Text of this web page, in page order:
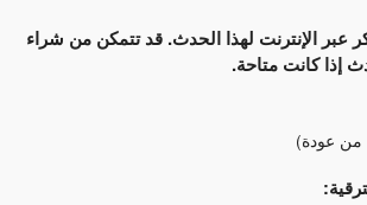
عبر الإنترنت لهذا الحدث. قد تتمكن من شراء
إذا كانت متاحة.
من عودة)